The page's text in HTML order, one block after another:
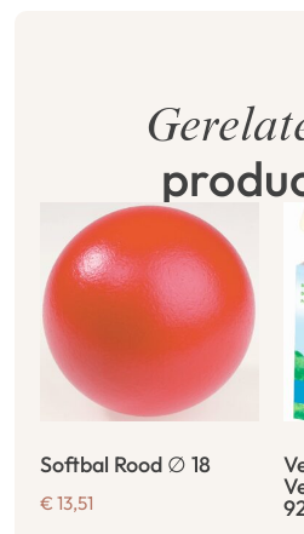
Softbal Rood ∅ 18
€ 13,51